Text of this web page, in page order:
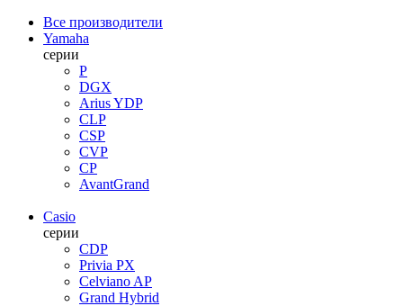
Все производители
Yamaha
серии
P
DGX
Arius YDP
CLP
CSP
CVP
CP
AvantGrand
Casio
серии
CDP
Privia PX
Celviano AP
Grand Hybrid